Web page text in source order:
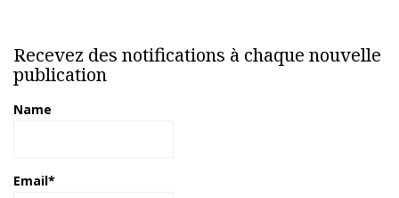
Recevez des notifications à chaque nouvelle
publication
Name
Email*